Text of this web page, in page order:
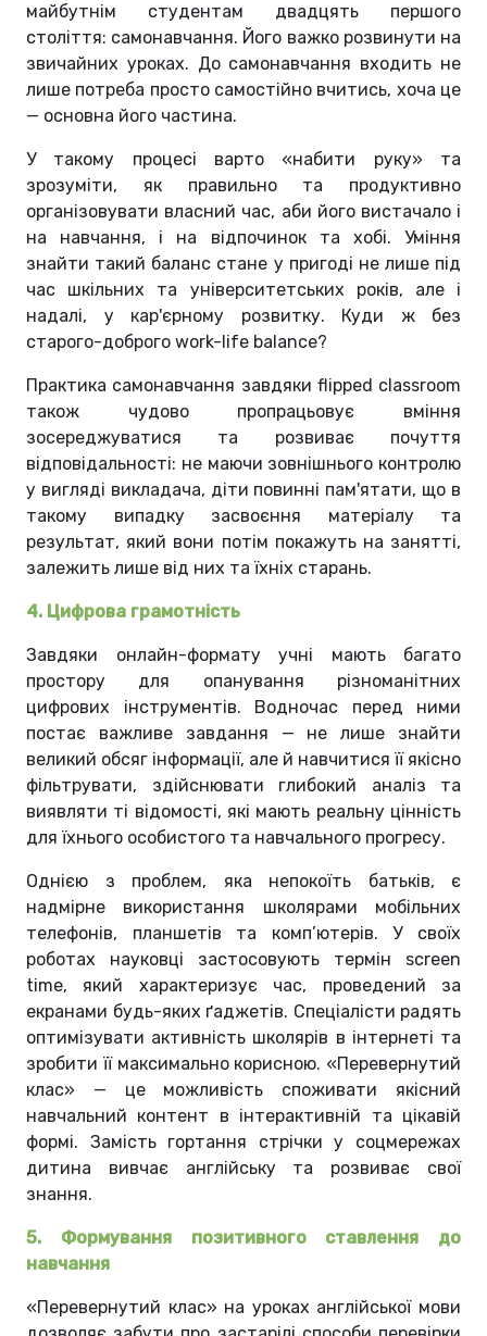
майбутнім студентам двадцять першого
століття: самонавчання. Його важко розвинути на
звичайних уроках. До самонавчання входить не
лише потреба просто самостійно вчитись, хоча це
— основна його частина.
У такому процесі варто «набити руку» та
зрозуміти, як правильно та продуктивно
організовувати власний час, аби його вистачало і
на навчання, і на відпочинок та хобі. Уміння
знайти такий баланс стане у пригоді не лише під
час шкільних та університетських років, але і
надалі, у кар'єрному розвитку. Куди ж без
старого-доброго work-life balance?
Практика самонавчання завдяки flipped classroom
також чудово пропрацьовує вміння
зосереджуватися та розвиває почуття
відповідальності: не маючи зовнішнього контролю
у вигляді викладача, діти повинні пам'ятати, що в
такому випадку засвоєння матеріалу та
результат, який вони потім покажуть на занятті,
залежить лише від них та їхніх старань.
4. Цифрова грамотність
Завдяки онлайн-формату учні мають багато
простору для опанування різноманітних
цифрових інструментів. Водночас перед ними
постає важливе завдання — не лише знайти
великий обсяг інформації, але й навчитися її якісно
фільтрувати, здійснювати глибокий аналіз та
виявляти ті відомості, які мають реальну цінність
для їхнього особистого та навчального прогресу.
Однією з проблем, яка непокоїть батьків, є
надмірне використання школярами мобільних
телефонів, планшетів та комп’ютерів. У своїх
роботах науковці застосовують термін screen
time, який характеризує час, проведений за
екранами будь-яких ґаджетів. Спеціалісти радять
оптимізувати активність школярів в інтернеті та
зробити її максимально корисною. «Перевернутий
клас» — це можливість споживати якісний
навчальний контент в інтерактивній та цікавій
формі. Замість гортання стрічки у соцмережах
дитина вивчає англійську та розвиває свої
знання.
5. Формування позитивного ставлення до
навчання
«Перевернутий клас» на уроках англійської мови